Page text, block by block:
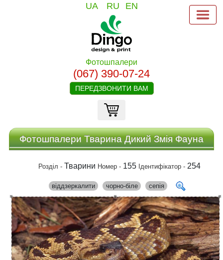
UA RU EN
Фотошпалери
(067) 390-07-24
ПЕРЕДЗВОНИТИ ВАМ
Фотошпалери Тварина Дикий Змія Фауна
Розділ - Тварини Номер - 155 Ідентифікатор - 254
віддзеркалити чорно-біле сепія